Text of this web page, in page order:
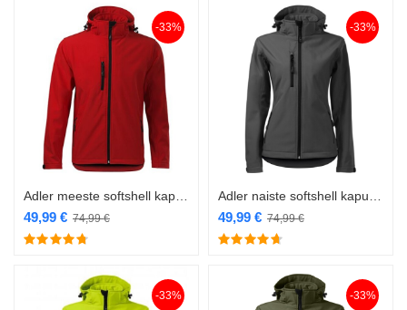
-33%
74,99€
49,99 €
-33%
74,99€
49,99 €
-33% -33%